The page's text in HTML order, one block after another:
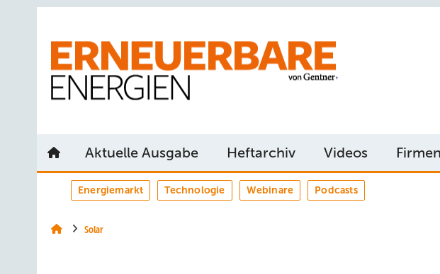
Aktuelle Ausgabe Heftarchiv Videos Firmen
Energiemarkt Technologie Webinare Podcasts
Solar